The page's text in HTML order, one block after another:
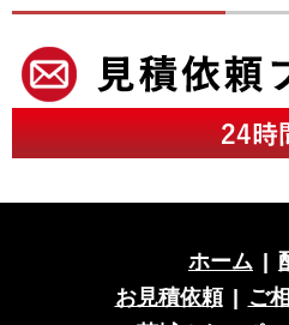
ホーム |
お見積依頼 | ご